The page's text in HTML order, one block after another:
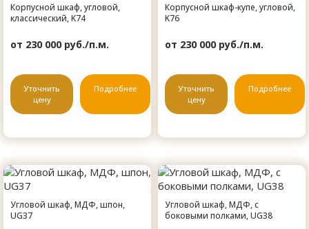
Корпусной шкаф, угловой,
классический, K74
от 230 000 руб./п.м.
Уточнить
цену
Подробнее
Корпусной шкаф-купе, угловой,
K76
от 230 000 руб./п.м.
Уточнить
цену
Подробнее
Угловой шкаф, МДФ, шпон,
UG37
Угловой шкаф, МДФ, с
боковыми полками, UG38